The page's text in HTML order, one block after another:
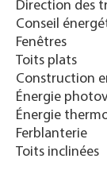
Direction des
Conseil
Fenêtres
Toits plats
Construction
Énergie
Énergie
Ferblanterie
Toits inclinées